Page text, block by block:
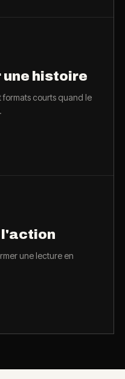
histoire
formats courts quand le
l'action
une lecture en